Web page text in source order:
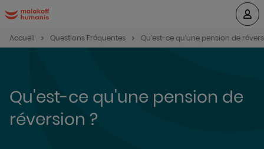
Accueil Questions Fréquentes Qu'est-ce qu'une pension de
Qu'est-ce qu'une pension de
réversion ?